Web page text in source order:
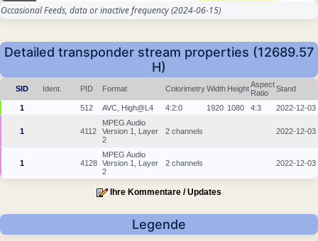
Occasional Feeds, data or inactive frequency(2024-06-15)
Detailed transponder stream properties (12689.57
H)
SID Ident. PID Format ColorimetryWidth HeightAspect
Ratio
Stand
1 512 AVC, High@L4 4:2:0 1920 1080 4:3 2022-12-03
1 4112
MPEG Audio
Version 1, Layer
2
2 channels 2022-12-03
1 4128
MPEG Audio
Version 1, Layer
2
2 channels 2022-12-03
Ihre Kommentare / Updates
Legende